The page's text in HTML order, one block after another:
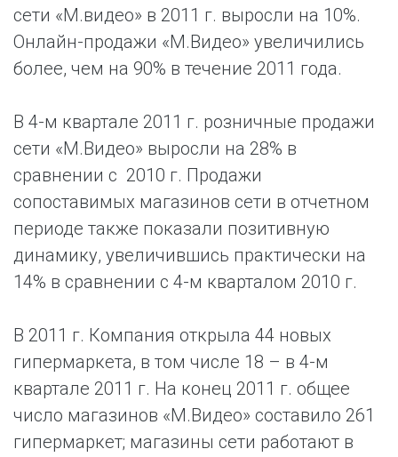
сети «М.видео» в 2011 г. выросли на 10%.
Онлайн-продажи «М.Видео» увеличились
более, чем на 90% в течение 2011 года.
В 4-м квартале 2011 г. розничные продажи
сети «М.Видео» выросли на 28% в
сравнении с 2010 г. Продажи
сопоставимых магазинов сети в отчетном
периоде также показали позитивную
динамику, увеличившись практически на
14% в сравнении с 4-м кварталом 2010 г.
В 2011 г. Компания открыла 44 новых
гипермаркета, в том числе 18 – в 4-м
квартале 2011 г. На конец 2011 г. общее
число магазинов «М.Видео» составило 261
гипермаркет; магазины сети работают в